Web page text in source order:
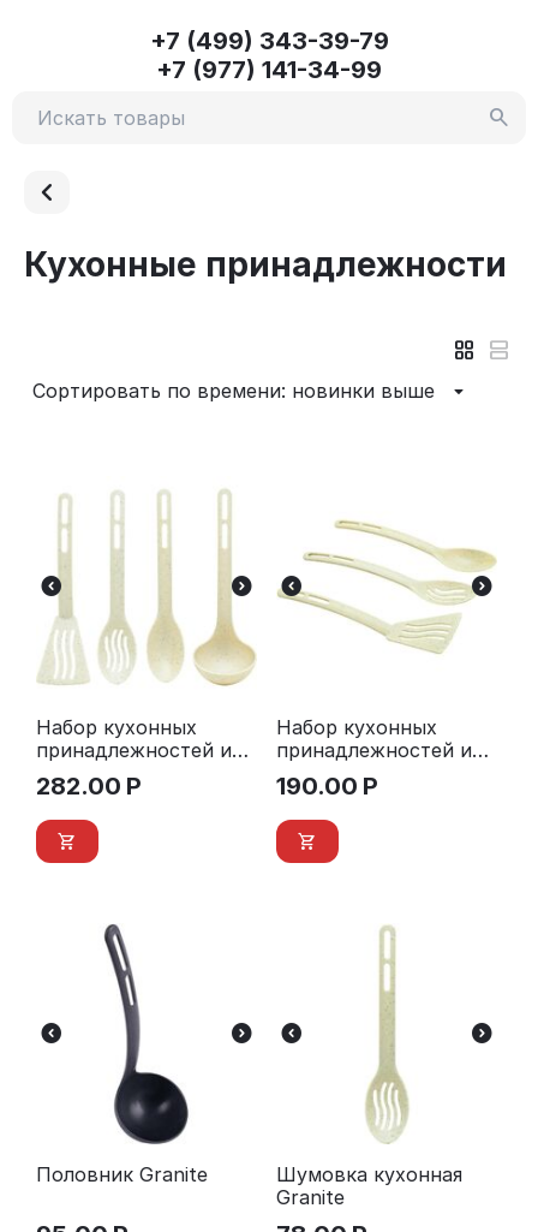
+7 (499) 343-39-79
+7 (977) 141-34-99
Кухонные принадлежности
Сортировать по времени: новинки выше
Набор кухонных
принадлежностей из
4 предметов Granite
282.00 Р
Набор кухонных
принадлежностей из
3 предметов Granite
190.00 Р
Половник Granite
Шумовка кухонная
Granite